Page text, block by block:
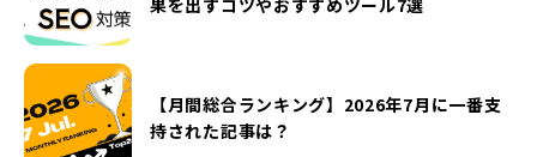
果を出すコツやおすすめツール7選
【月間総合ランキング】2026年7月に一番支
持された記事は？